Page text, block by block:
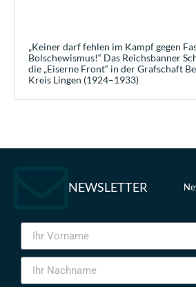
„Keiner darf fehlen im Kampf gegen
Bolschewismus!“ Das Reichsbanner
die „Eiserne Front“ in der Grafschaft
Kreis Lingen (1924–1933)
NEWSLETTER